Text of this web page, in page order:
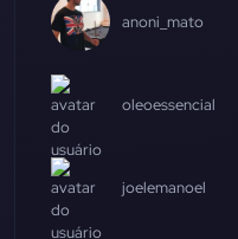
anoni_mato
oleoessencial
joelemanoel